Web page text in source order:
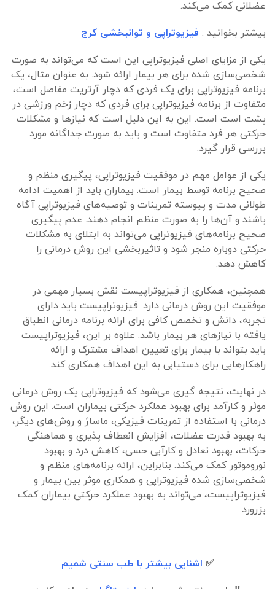
عضلانی کمک می‌کند.
بیشتر بخوانید : فیزیوتراپی و توانبخشی کرج
یکی از مزایای اصلی فیزیوتراپی این است که می‌تواند به صورت
شخصی‌سازی شده برای هر بیمار ارائه شود. به عنوان مثال، یک
برنامه فیزیوتراپی برای یک فردی که دچار آرتریت مفاصل است،
متفاوت از برنامه فیزیوتراپی برای فردی که دچار زخم ورزشی در
پشت است است. این به این دلیل است که نیازها و مشکلات
حرکتی هر فرد متفاوت است و باید به صورت جداگانه مورد
بررسی قرار گیرد.
یکی از عوامل مهم در موفقیت فیزیوتراپی، پیگیری منظم و
صحیح برنامه توسط بیمار است. بیماران باید از اهمیت ادامه
طولانی مدت و پیوسته تمرینات و توصیه‌های فیزیوتراپی آگاه
باشند و آن‌ها را به صورت منظم انجام دهند. عدم پیگیری
صحیح برنامه‌های فیزیوتراپی می‌تواند به ابتلای به مشکلات
حرکتی دوباره منجر شود و تاثیربخشی این روش درمانی را
کاهش دهد.
همچنین، همکاری از فیزیوتراپیست نقش بسیار مهمی در
موفقیت این روش درمانی دارد. فیزیوتراپیست باید دارای
تجربه، دانش و تخصص کافی برای ارائه برنامه درمانی انطباق
یافته با نیازهای هر بیمار باشد. علاوه بر این، فیزیوتراپیست
باید بتواند با بیمار برای تعیین اهداف مشترک و ارائه
راهکارهایی برای دستیابی به این اهداف همکاری کند.
در نهایت، نتیجه گیری می‌شود که فیزیوتراپی یک روش درمانی
موثر و کارآمد برای بهبود عملکرد حرکتی بیماران است. این روش
درمانی با استفاده از تمرینات فیزیکی، ماساژ و روش‌های دیگر،
به بهبود قدرت عضلات، افزایش انعطاف پذیری و هماهنگی
حرکات، بهبود تعادل و کارآیی حسی، کاهش درد و بهبود
نوروموتور کمک می‌کند. بنابراین، ارائه برنامه‌های منظم و
شخصی‌سازی شده فیزیوتراپی و همکاری موثر بین بیمار و
فیزیوتراپیست، می‌تواند به بهبود عملکرد حرکتی بیماران کمک
بزرورد.
✅ اشنایی بیشتر با طب سنتی شمیم